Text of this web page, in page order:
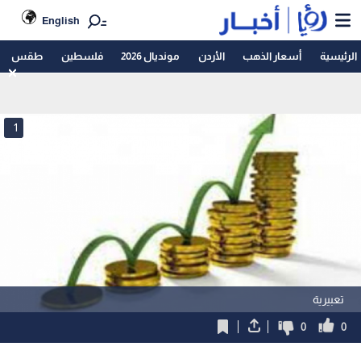
English
الرئيسية أسعار الذهب الأردن مونديال 2026 فلسطين طقس
تعبيرية
1
0
0